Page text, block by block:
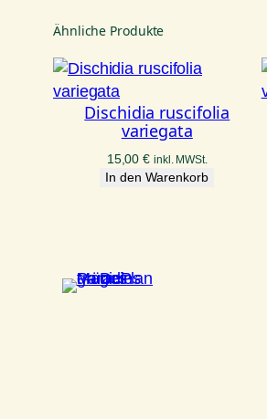
Ähnliche Produkte
Dischidia ruscifolia
variegata
15,00€ inkl. MWSt.
In den Warenkorb